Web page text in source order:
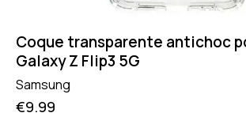
Coque transparente antichoc
Galaxy Z Flip3 5G
Samsung
€9.99